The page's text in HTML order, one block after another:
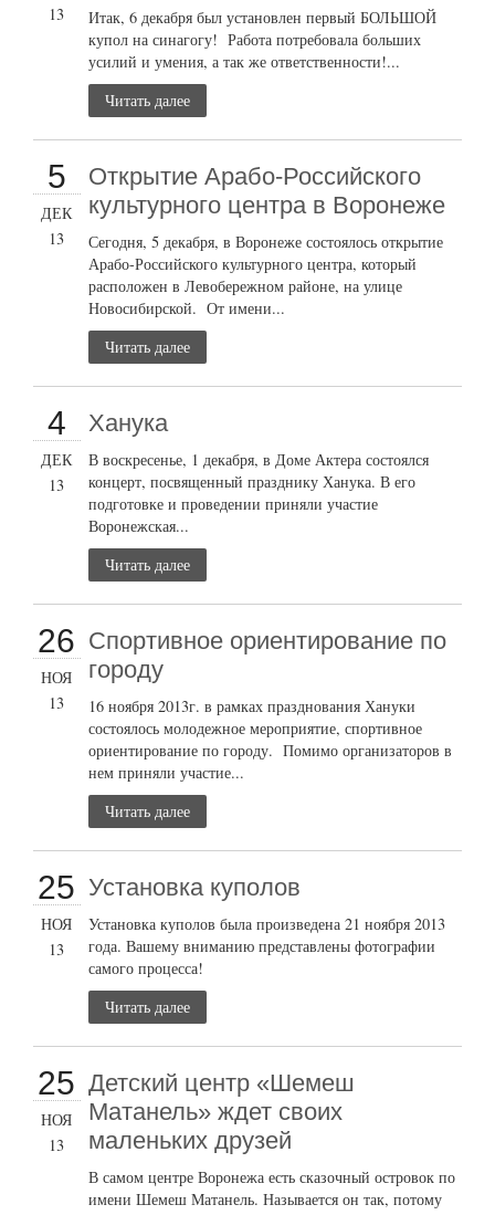
13
Итак, 6 декабря был установлен первый БОЛЬШОЙ
купол на синагогу! Работа потребовала больших
усилий и умения, а так же ответственности!...
Читать далее
5
ДЕК
13
Открытие Арабо-Российского
культурного центра в Воронеже
Сегодня, 5 декабря, в Воронеже состоялось открытие
Арабо-Российского культурного центра, который
расположен в Левобережном районе, на улице
Новосибирской. От имени...
Читать далее
4
ДЕК
13
Ханука
В воскресенье, 1 декабря, в Доме Актера состоялся
концерт, посвященный празднику Ханука. В его
подготовке и проведении приняли участие
Воронежская...
Читать далее
26
НОЯ
13
Cпортивное ориентирование по
городу
16 ноября 2013г. в рамках празднования Хануки
состоялось молодежное мероприятие, спортивное
ориентирование по городу. Помимо организаторов в
нем приняли участие...
Читать далее
25
НОЯ
13
Установка куполов
Установка куполов была произведена 21 ноября 2013
года. Вашему вниманию представлены фотографии
самого процесса!
Читать далее
25
НОЯ
13
Детский центр «Шемеш
Матанель» ждет своих
маленьких друзей
В самом центре Воронежа есть сказочный островок по
имени Шемеш Матанель. Называется он так, потому